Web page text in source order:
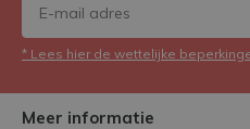
* Lees hier de wettelijke
Meer informatie